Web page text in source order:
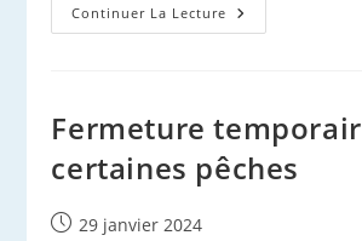
Continuer La Lecture Pêche
Dans
Fermeture
certaines pêches
Publication
29 janvier 2024